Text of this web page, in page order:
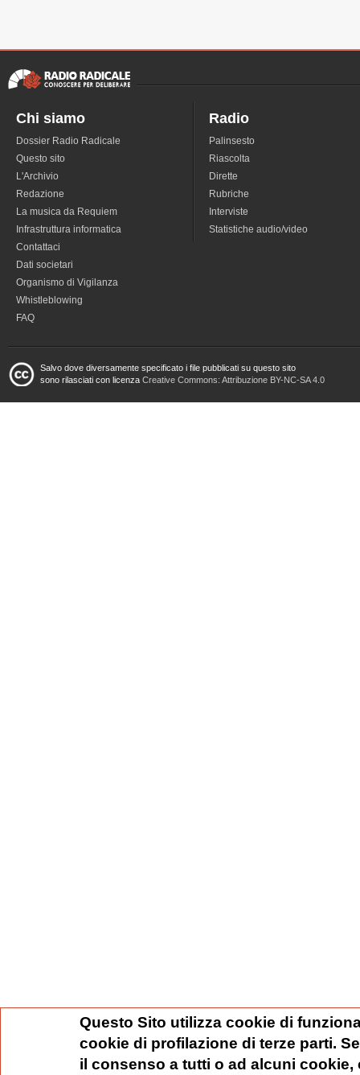
Chi siamo
Dossier Radio Radicale
Questo sito
L'Archivio
Redazione
La musica da Requiem
Infrastruttura informatica
Contattaci
Dati societari
Organismo di Vigilanza
Whistleblowing
FAQ
Radio
Palinsesto
Riascolta
Dirette
Rubriche
Interviste
Statistiche audio/video
Salvo dove diversamente specificato i file pubblicati su questo sito
sono rilasciati con licenza Creative Commons: Attribuzione BY-NC-SA 4.0
Questo Sito utilizza cookie di
cookie di profilazione di terze parti.
il consenso a tutti o ad alcuni